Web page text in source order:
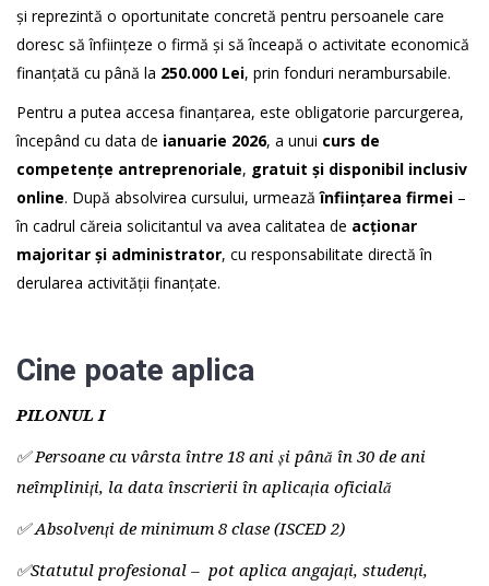
și reprezintă o oportunitate concretă pentru persoanele care
doresc să înființeze o firmă și să înceapă o activitate economică
finanțată cu până la 250.000 Lei, prin fonduri nerambursabile.
Pentru a putea accesa finanțarea, este obligatorie parcurgerea,
începând cu data de ianuarie 2026, a unui curs de
competențe antreprenoriale, gratuit și disponibil inclusiv
online. După absolvirea cursului, urmeazăînființarea firmei –
în cadrul căreia solicitantul va avea calitatea de acționar
majoritar și administrator, cu responsabilitate directă în
derularea activității finanțate.
Cine poate aplica
PILONUL I
✅ Persoane cu vârsta între 18 ani și până în 30 de ani
neîmpliniți, la data înscrierii în aplicația oficială
✅ Absolvenți de minimum 8 clase (ISCED 2)
✅Statutul profesional – pot aplica angajați, studenți,